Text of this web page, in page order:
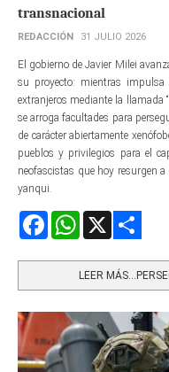
transnacional
REDACCIÓN 31 JULIO 2026
El gobierno de Javier Milei
su proyecto: mientras
extranjeros mediante la llamada
se arroga facultades para
de carácter abiertamente
pueblos y privilegios para el
neofascistas que hoy resurgen
yanqui.
FacebookWhatsApp
LEER